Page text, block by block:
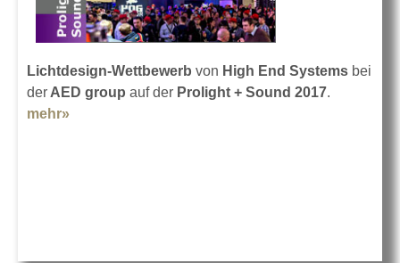
Lichtdesign-Wettbewerb von High End Systems bei
der AED group auf der Prolight + Sound 2017.
mehr»